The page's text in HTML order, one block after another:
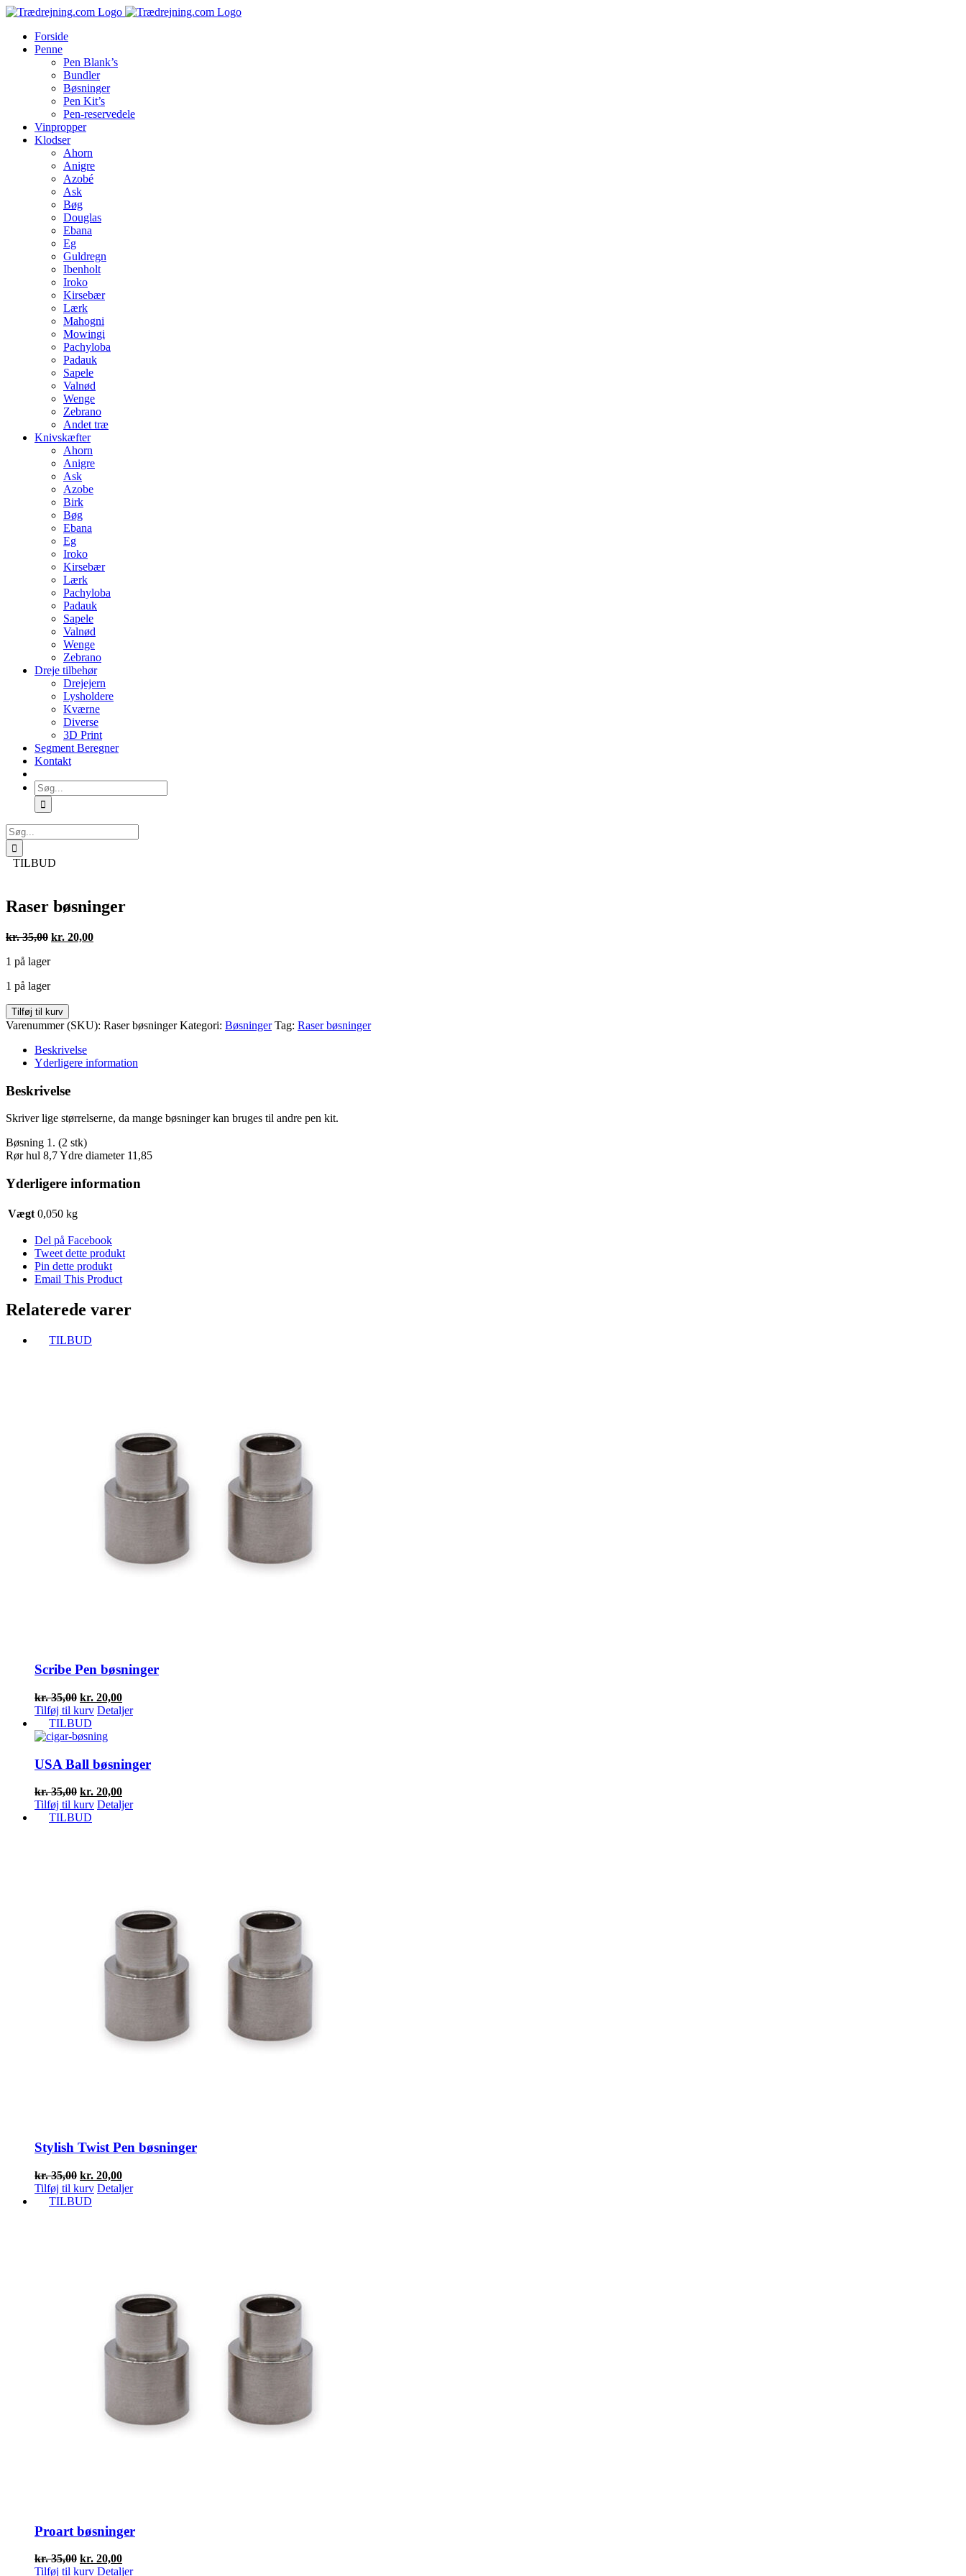
Skip
contentForside
Penne
Pen Blank’s
Bundler
Bøsninger
Pen Kit’s
Pen-reservedele
Vinpropper
Klodser
Ahorn
Anigre
Azobé
Ask
Bøg
Douglas
Ebana
Eg
Guldregn
Ibenholt
Iroko
Kirsebær
Lærk
Mahogni
Mowingi
Pachyloba
Padauk
Sapele
Valnød
Wenge
Zebrano
Andet træ
Knivskæfter
Ahorn
Anigre
Ask
Azobe
Birk
Bøg
Ebana
Eg
Iroko
Kirsebær
Lærk
Pachyloba
Padauk
Sapele
Valnød
Wenge
Zebrano
Dreje tilbehør
Drejejern
Lysholdere
Kværne
Diverse
3D Print
Segment Beregner
Kontakt
Søg
efter:
Søg
efter:
TILBUD
Raser bøsninger
kr.35,00 Den
pris
kr. 35,00.
kr. 20,00Den
1 på lager
1 på lager
Raser
bøsninger
Tilføj til kurv
Varenummer (SKU): Raser bøsninger Kategori: Bøsninger Tag: Raser bøsninger
Beskrivelse
Yderligere information
Beskrivelse
Skriver lige størrelserne, da mange bøsninger kan bruges til andre pen kit.
Bøsning 1. (2 stk)
Rør hul 8,7 Ydre diameter 11,85
Yderligere information
Vægt 0,050 kg
Del på Facebook
Tweet dette produkt
Pin dette produkt
Email This Product
Relaterede varer
TILBUD
Scribe Pen bøsninger
kr.35,00 Den
oprindelige
pris
var:
kr. 20,00Den
aktuelle
Tilføj til kurv Detaljer
TILBUD
USA Ball bøsninger
kr.35,00 Den
oprindelige
pris
kr. 20,00Den
aktuelle
Tilføj til kurv Detaljer
TILBUD
Stylish Twist Pen bøsninger
kr.35,00 Den
oprindelige
pris
kr. 20,00Den
aktuelle
Tilføj til kurv Detaljer
TILBUD
Proart bøsninger
kr.35,00 Den
oprindelige
kr. 20,00Den
aktuelle
Tilføj til kurv Detaljer